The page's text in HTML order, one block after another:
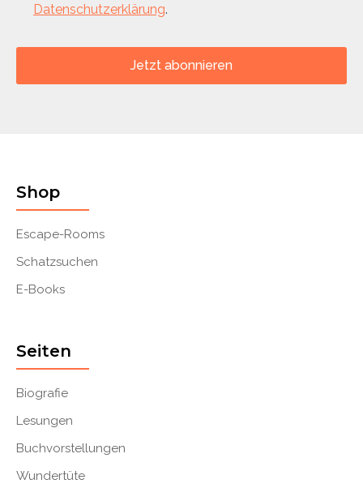
Datenschutzerklärung.
Jetzt abonnieren
Shop
Escape-Rooms
Schatzsuchen
E-Books
Seiten
Biografie
Lesungen
Buchvorstellungen
Wundertüte